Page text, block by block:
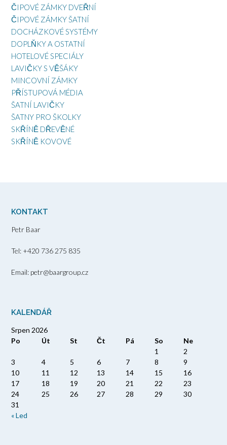
ČIPOVÉ ZÁMKY DVEŘNÍ
ČIPOVÉ ZÁMKY ŠATNÍ
DOCHÁZKOVÉ SYSTÉMY
DOPLŇKY A OSTATNÍ
HOTELOVÉ SPECIÁLY
LAVIČKY S VĚŠÁKY
MINCOVNÍ ZÁMKY
PŘÍSTUPOVÁ MÉDIA
ŠATNÍ LAVIČKY
ŠATNY PRO ŠKOLKY
SKŘÍNĚ DŘEVĚNÉ
SKŘÍNĚ KOVOVÉ
KONTAKT
Petr Baar
Tel: +420 736 275 835
Email: petr@baargroup.cz
KALENDÁŘ
Srpen 2026
Po
Út St Čt Pá So Ne
« Led
1
2
3
4 5 6 7 8
9
10
11 12 13 14 15
16
17
18 19 20 21 22
23
24
25 26 27 28 29
30
31